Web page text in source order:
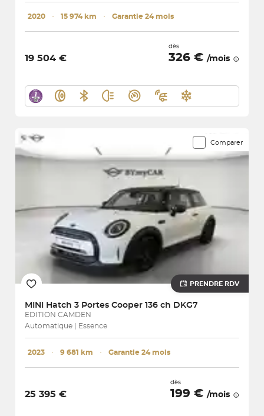
2020 ･ 15 974 km ･ Garantie 24 mois
19 504 €
dès
326 € /mois
Comparer
PRENDRE RDV
MINI Hatch 3 Portes Cooper 136 ch DKG7
EDITION CAMDEN
Automatique | Essence
2023 ･ 9 681 km ･ Garantie 24 mois
25 395 €
dès
199 € /mois